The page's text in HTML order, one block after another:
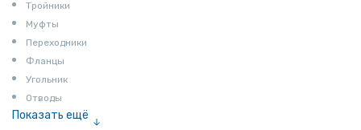
Тройники
Муфты
Переходники
Фланцы
Угольник
Отводы
Показать ещё